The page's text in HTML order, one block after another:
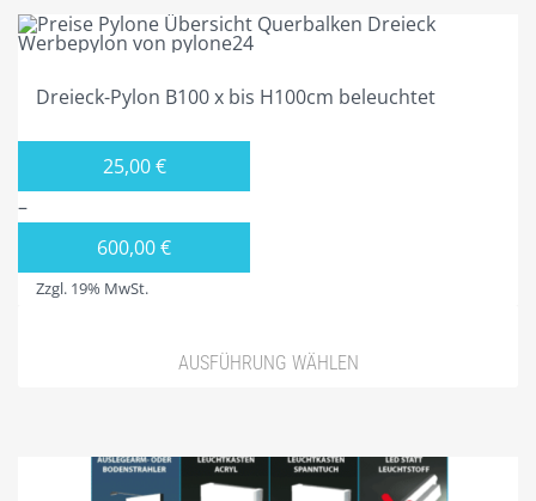
TIP11 ALLES ROSTFREI!
TIP12 DAS FUNDAMENT.
TIP13 DIE MONTAGE.
UNSER BONUS-RABATTPROGRAMM
LEASING
PYLONE B200CM
Dreieck-Pylon B100 x bis H100cm beleuchtet
25,00€
–
600,00€
Zzgl. 19% MwSt.
AUSFÜHRUNG WÄHLEN